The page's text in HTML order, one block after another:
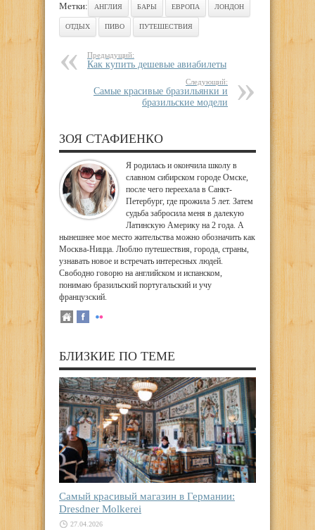
Метки: АНГЛИЯ БАРЫ ЕВРОПА ЛОНДОН
ОТДЫХ ПИВО ПУТЕШЕСТВИЯ
Предыдущий:
Как купить дешевые авиабилеты
Следующий:
Самые красивые бразильянки и
бразильские модели
ЗОЯ СТАФИЕНКО
Я родилась и окончила школу в
славном сибирском городе Омске,
после чего переехала в Санкт-
Петербург, где прожила 5 лет. Затем
судьба забросила меня в далекую
Латинскую Америку на 2 года. А
нынешнее мое место жительства можно обозначить как
Москва-Ницца. Люблю путешествия, города, страны,
узнавать новое и встречать интересных людей.
Свободно говорю на английском и испанском,
понимаю бразильский португальский и учу
французский.
БЛИЗКИЕ ПО ТЕМЕ
Самый красивый магазин в Германии:
Dresdner Molkerei
27.04.2026